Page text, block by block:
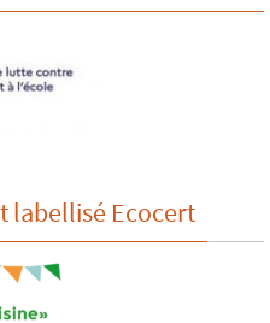
labellisé Ecocert